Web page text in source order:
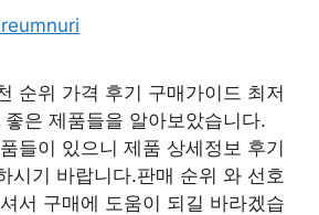
순위 가격 후기 구매가이드 최저
은 제품들을 알아보았습니다.
들이 있으니 제품 상세정보 후기
시기 바랍니다.판매 순위 와 선호
서 구매에 도움이 되길 바라겠습